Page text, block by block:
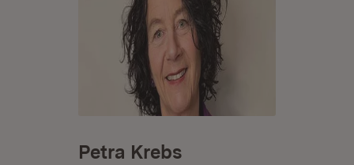
Petra Krebs